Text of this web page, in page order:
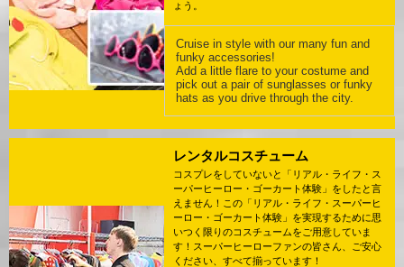
ょう。
Cruise in style with our many fun and
funky accessories!
Add a little flare to your costume and
pick out a pair of sunglasses or funky
hats as you drive through the city.
レンタルコスチューム
コスプレをしていないと「リアル・ライフ・ス
ーパーヒーロー・ゴーカート体験」をしたと言
えません！この「リアル・ライフ・スーパーヒ
ーロー・ゴーカート体験」を実現するために思
いつく限りのコスチュームをご用意していま
す！スーパーヒーローファンの皆さん、ご安心
ください、すべて揃っています！